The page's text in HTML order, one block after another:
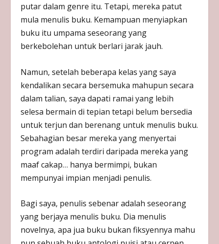
putar dalam genre itu. Tetapi, mereka patut
mula menulis buku. Kemampuan menyiapkan
buku itu umpama seseorang yang
berkebolehan untuk berlari jarak jauh.
Namun, setelah beberapa kelas yang saya
kendalikan secara bersemuka mahupun secara
dalam talian, saya dapati ramai yang lebih
selesa bermain di tepian tetapi belum bersedia
untuk terjun dan berenang untuk menulis buku.
Sebahagian besar mereka yang menyertai
program adalah terdiri daripada mereka yang
maaf cakap… hanya bermimpi, bukan
mempunyai impian menjadi penulis.
Bagi saya, penulis sebenar adalah seseorang
yang berjaya menulis buku. Dia menulis
novelnya, apa jua buku bukan fiksyennya mahu